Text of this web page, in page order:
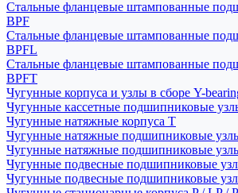
Стальные фланцевые штампованные
BPF
Стальные фланцевые штампованные
BPFL
Стальные фланцевые штампованные
BPFT
Чугунные корпуса и узлы в сборе Y-
Чугунные кассетные подшипниковые
Чугунные натяжные корпуса T
Чугунные натяжные подшипниковые
Чугунные натяжные подшипниковые
Чугунные подвесные подшипниковые
Чугунные подвесные подшипниковые